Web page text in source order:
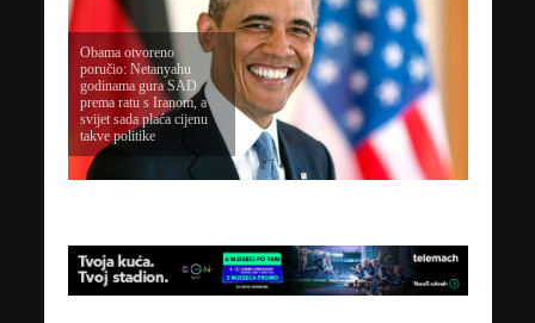
Obama otvoreno
poručio: Netanyahu
godinama gura SAD
prema ratu s Iranom, a
svijet sada plaća cijenu
takve politike